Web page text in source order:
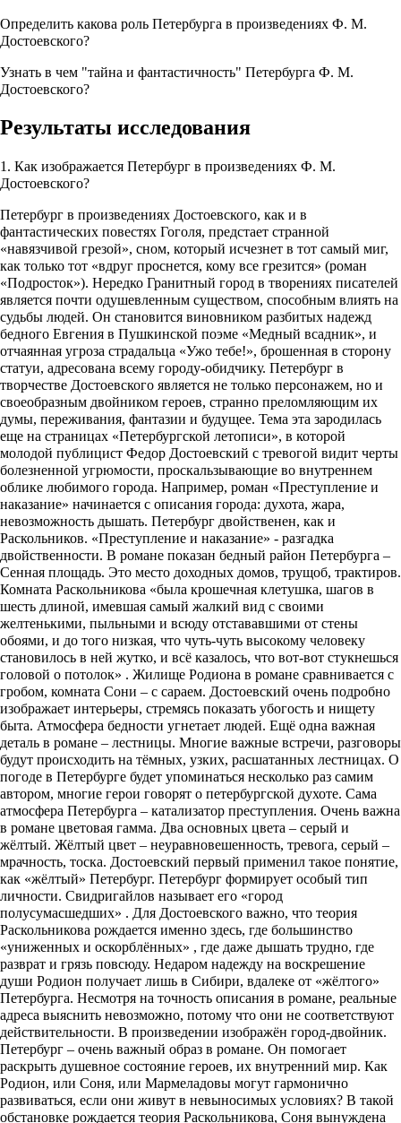
Определить какова роль Петербурга в произведениях Ф. М.
Достоевского?
Узнать в чем "тайна и фантастичность" Петербурга Ф. М.
Достоевского?
Результаты исследования
1. Как изображается Петербург в произведениях Ф. М.
Достоевского?
Петербург в произведениях Достоевского, как и в
фантастических повестях Гоголя, предстает странной
«навязчивой грезой», сном, который исчезнет в тот самый миг,
как только тот «вдруг проснется, кому все грезится» (роман
«Подросток»). Нередко Гранитный город в творениях писателей
является почти одушевленным существом, способным влиять на
судьбы людей. Он становится виновником разбитых надежд
бедного Евгения в Пушкинской поэме «Медный всадник», и
отчаянная угроза страдальца «Ужо тебе!», брошенная в сторону
статуи, адресована всему городу-обидчику. Петербург в
творчестве Достоевского является не только персонажем, но и
своеобразным двойником героев, странно преломляющим их
думы, переживания, фантазии и будущее. Тема эта зародилась
еще на страницах «Петербургской летописи», в которой
молодой публицист Федор Достоевский с тревогой видит черты
болезненной угрюмости, проскальзывающие во внутреннем
облике любимого города. Например, роман «Преступление и
наказание» начинается с описания города: духота, жара,
невозможность дышать. Петербург двойственен, как и
Раскольников. «Преступление и наказание» - разгадка
двойственности. В романе показан бедный район Петербурга –
Сенная площадь. Это место доходных домов, трущоб, трактиров.
Комната Раскольникова «была крошечная клетушка, шагов в
шесть длиной, имевшая самый жалкий вид с своими
желтенькими, пыльными и всюду отстававшими от стены
обоями, и до того низкая, что чуть-чуть высокому человеку
становилось в ней жутко, и всё казалось, что вот-вот стукнешься
головой о потолок» . Жилище Родиона в романе сравнивается с
гробом, комната Сони – с сараем. Достоевский очень подробно
изображает интерьеры, стремясь показать убогость и нищету
быта. Атмосфера бедности угнетает людей. Ещё одна важная
деталь в романе – лестницы. Многие важные встречи, разговоры
будут происходить на тёмных, узких, расшатанных лестницах. О
погоде в Петербурге будет упоминаться несколько раз самим
автором, многие герои говорят о петербургской духоте. Сама
атмосфера Петербурга – катализатор преступления. Очень важна
в романе цветовая гамма. Два основных цвета – серый и
жёлтый. Жёлтый цвет – неуравновешенность, тревога, серый –
мрачность, тоска. Достоевский первый применил такое понятие,
как «жёлтый» Петербург. Петербург формирует особый тип
личности. Свидригайлов называет его «город
полусумасшедших» . Для Достоевского важно, что теория
Раскольникова рождается именно здесь, где большинство
«униженных и оскорблённых» , где даже дышать трудно, где
разврат и грязь повсюду. Недаром надежду на воскрешение
души Родион получает лишь в Сибири, вдалеке от «жёлтого»
Петербурга. Несмотря на точность описания в романе, реальные
адреса выяснить невозможно, потому что они не соответствуют
действительности. В произведении изображён город-двойник.
Петербург – очень важный образ в романе. Он помогает
раскрыть душевное состояние героев, их внутренний мир. Как
Родион, или Соня, или Мармеладовы могут гармонично
развиваться, если они живут в невыносимых условиях? В такой
обстановке рождается теория Раскольникова, Соня вынуждена